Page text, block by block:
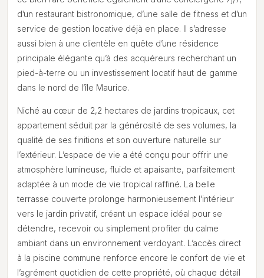
d’un restaurant bistronomique, d’une salle de fitness et d’un
service de gestion locative déjà en place. Il s’adresse
aussi bien à une clientèle en quête d’une résidence
principale élégante qu’à des acquéreurs recherchant un
pied-à-terre ou un investissement locatif haut de gamme
dans le nord de l’île Maurice.
Niché au cœur de 2,2 hectares de jardins tropicaux, cet
appartement séduit par la générosité de ses volumes, la
qualité de ses finitions et son ouverture naturelle sur
l’extérieur. L’espace de vie a été conçu pour offrir une
atmosphère lumineuse, fluide et apaisante, parfaitement
adaptée à un mode de vie tropical raffiné. La belle
terrasse couverte prolonge harmonieusement l’intérieur
vers le jardin privatif, créant un espace idéal pour se
détendre, recevoir ou simplement profiter du calme
ambiant dans un environnement verdoyant. L’accès direct
à la piscine commune renforce encore le confort de vie et
l’agrément quotidien de cette propriété, où chaque détail